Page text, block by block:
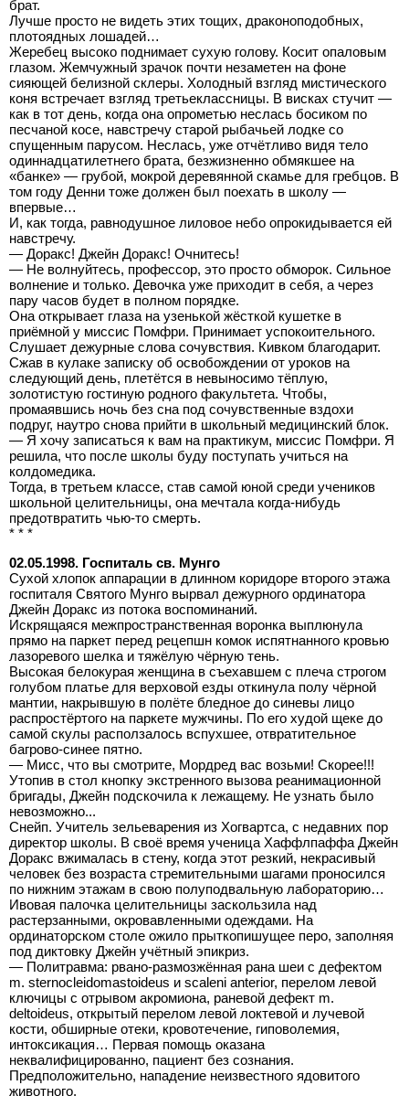
брат.
Лучше просто не видеть этих тощих, драконоподобных,
плотоядных лошадей…
Жеребец высоко поднимает сухую голову. Косит опаловым
глазом. Жемчужный зрачок почти незаметен на фоне
сияющей белизной склеры. Холодный взгляд мистического
коня встречает взгляд третьеклассницы. В висках стучит —
как в тот день, когда она опрометью неслась босиком по
песчаной косе, навстречу старой рыбачьей лодке со
спущенным парусом. Неслась, уже отчётливо видя тело
одиннадцатилетнего брата, безжизненно обмякшее на
«банке» — грубой, мокрой деревянной скамье для гребцов. В
том году Денни тоже должен был поехать в школу —
впервые…
И, как тогда, равнодушное лиловое небо опрокидывается ей
навстречу.
— Доракс! Джейн Доракс! Очнитесь!
— Не волнуйтесь, профессор, это просто обморок. Сильное
волнение и только. Девочка уже приходит в себя, а через
пару часов будет в полном порядке.
Она открывает глаза на узенькой жёсткой кушетке в
приёмной у миссис Помфри. Принимает успокоительного.
Слушает дежурные слова сочувствия. Кивком благодарит.
Сжав в кулаке записку об освобождении от уроков на
следующий день, плетётся в невыносимо тёплую,
золотистую гостиную родного факультета. Чтобы,
промаявшись ночь без сна под сочувственные вздохи
подруг, наутро снова прийти в школьный медицинский блок.
— Я хочу записаться к вам на практикум, миссис Помфри. Я
решила, что после школы буду поступать учиться на
колдомедика.
Тогда, в третьем классе, став самой юной среди учеников
школьной целительницы, она мечтала когда-нибудь
предотвратить чью-то смерть.
* * *
02.05.1998. Госпиталь св. Мунго
Сухой хлопок аппарации в длинном коридоре второго этажа
госпиталя Святого Мунго вырвал дежурного ординатора
Джейн Доракс из потока воспоминаний.
Искрящаяся межпространственная воронка выплюнула
прямо на паркет перед рецепшн комок испятнанного кровью
лазоревого шелка и тяжёлую чёрную тень.
Высокая белокурая женщина в съехавшем с плеча строгом
голубом платье для верховой езды откинула полу чёрной
мантии, накрывшую в полёте бледное до синевы лицо
распростёртого на паркете мужчины. По его худой щеке до
самой скулы расползалось вспухшее, отвратительное
багрово-синее пятно.
— Мисс, что вы смотрите, Мордред вас возьми! Скорее!!!
Утопив в стол кнопку экстренного вызова реанимационной
бригады, Джейн подскочила к лежащему. Не узнать было
невозможно...
Снейп. Учитель зельеварения из Хогвартса, с недавних пор
директор школы. В своё время ученица Хаффлпаффа Джейн
Доракс вжималась в стену, когда этот резкий, некрасивый
человек без возраста стремительными шагами проносился
по нижним этажам в свою полуподвальную лабораторию…
Ивовая палочка целительницы заскользила над
растерзанными, окровавленными одеждами. На
ординаторском столе ожило прыткопишущее перо, заполняя
под диктовку Джейн учётный эпикриз.
— Политравма: рвано-размозжённая рана шеи с дефектом
m. sternocleidomastoideus и scaleni anterior, перелом левой
ключицы с отрывом акромиона, раневой дефект m.
deltoideus, открытый перелом левой локтевой и лучевой
кости, обширные отеки, кровотечение, гиповолемия,
интоксикация… Первая помощь оказана
неквалифицированно, пациент без сознания.
Предположительно, нападение неизвестного ядовитого
животного.